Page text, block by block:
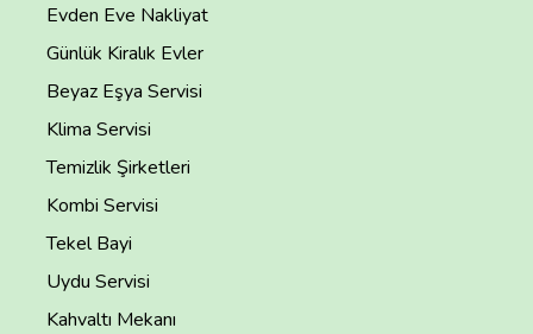
Evden Eve Nakliyat
Günlük Kiralık Evler
Beyaz Eşya Servisi
Klima Servisi
Temizlik Şirketleri
Kombi Servisi
Tekel Bayi
Uydu Servisi
Kahvaltı Mekanı